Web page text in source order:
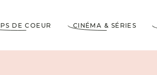
DE COEUR CINÉMA & SÉRIES